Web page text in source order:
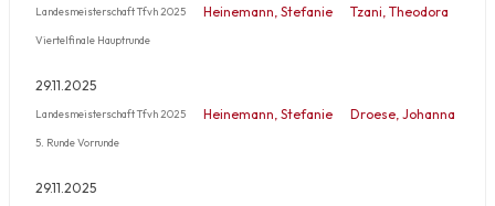
Landesmeisterschaft Tfvh 2025
Viertelfinale Hauptrunde
Heinemann, Stefanie Tzani, Theodora
29.11.2025
Landesmeisterschaft Tfvh 2025
5. Runde Vorrunde
Heinemann, Stefanie Droese, Johanna
29.11.2025